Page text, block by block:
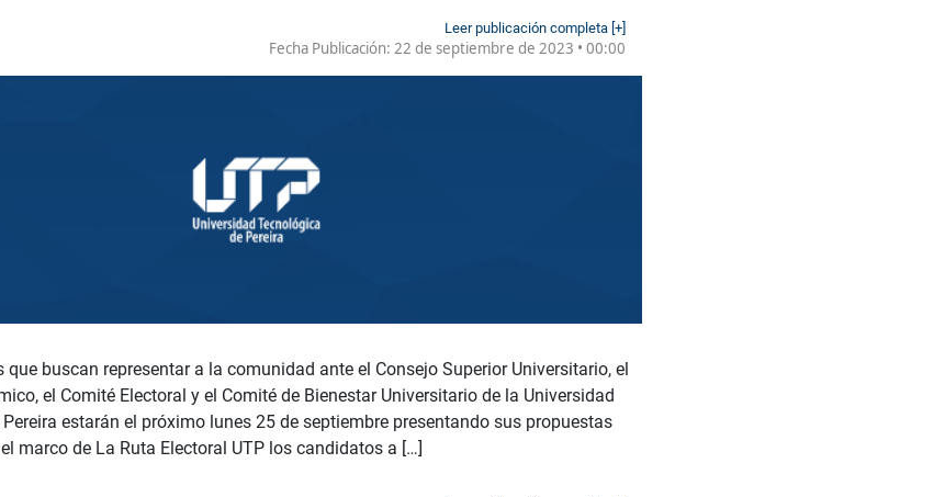
Leer publicación completa [+]
Fecha Publicación: 22 de septiembre de 2023 • 00:00
que buscan representar a la comunidad ante el Consejo Superior Universitario, el
el Comité Electoral y el Comité de Bienestar Universitario de la Universidad
estarán el próximo lunes 25 de septiembre presentando sus propuestas
marco de La Ruta Electoral UTP los candidatos a […]